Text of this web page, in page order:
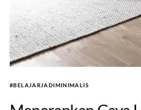
#BELAJARJADIMINIMALIS